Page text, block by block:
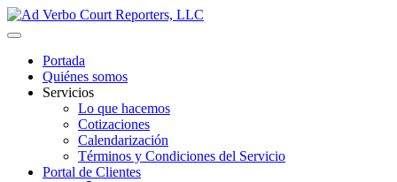
Saltar
al
Ad Verbo Court Reporters, LLC
en Puerto Rico, para transcripciones para el Tribunal de
Apelaciones, deposiciones, vistas administrativas, preparación de
minutas, arbitrajes, reuniones y asambleas.
Portada
Quiénes somos
Servicios
Lo que hacemos
Cotizaciones
Calendarización
Términos y Condiciones del Servicio
Portal de Clientes